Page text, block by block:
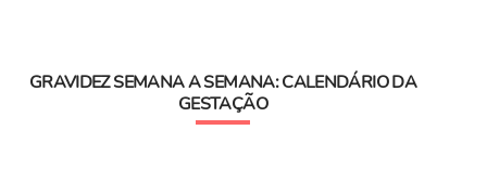
GRAVIDEZ SEMANA A SEMANA: CALENDÁRIO DA
GESTAÇÃO